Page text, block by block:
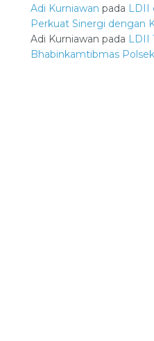
Adi Kurniawan pada LDII
Perkuat Sinergi dengan
Adi Kurniawan pada LDII
Bhabinkamtibmas